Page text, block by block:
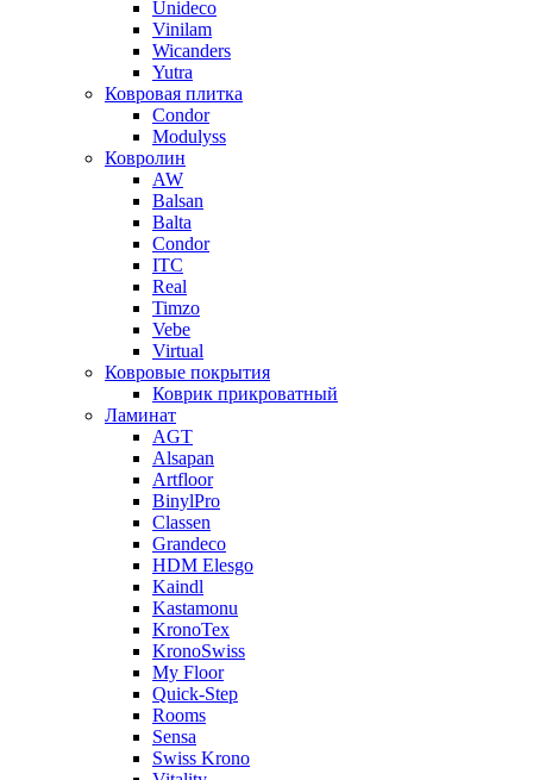
Unideco
Vinilam
Wicanders
Yutra
Ковровая плитка
Condor
Modulyss
Ковролин
AW
Balsan
Balta
Condor
ITC
Real
Timzo
Vebe
Virtual
Ковровые покрытия
Коврик прикроватный
Ламинат
AGT
Alsapan
Artfloor
BinylPro
Classen
Grandeco
HDM Elesgo
Kaindl
Kastamonu
KronoTex
KronoSwiss
My Floor
Quick-Step
Rooms
Sensa
Swiss Krono